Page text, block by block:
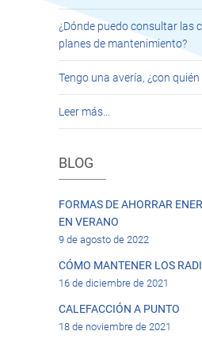
¿Dónde puedo consultar las
planes de mantenimiento?
Tengo una avería, ¿con
Leer más…
BLOG
FORMAS DE AHORRAR
EN VERANO
9 de agosto de 2022
CÓMO MANTENER LOS
16 de diciembre de 2021
CALEFACCIÓN A PUNTO
18 de noviembre de 2021